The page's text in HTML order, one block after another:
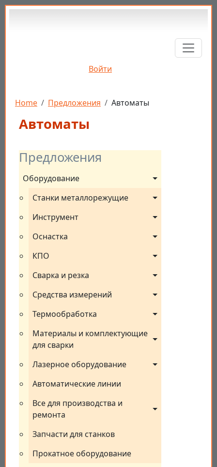
Перейти к основному содержанию
Войти
Строка навигации
Home Предложения Автоматы
Предложения
Оборудование
Станки металлорежущие
Инструмент
Оснастка
КПО
Сварка и резка
Средства измерений
Термообработка
Материалы и комплектующие
для сварки
Лазерное оборудование
Автоматические линии
Все для производства и
ремонта
Запчасти для станков
Прокатное оборудование
Автоматы